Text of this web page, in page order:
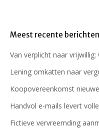
Meest recente berichten
Van verplicht naar
Lening omkatten naar
Koopovereenkomst
Handvol e-mails levert
Fictieve vervreemding